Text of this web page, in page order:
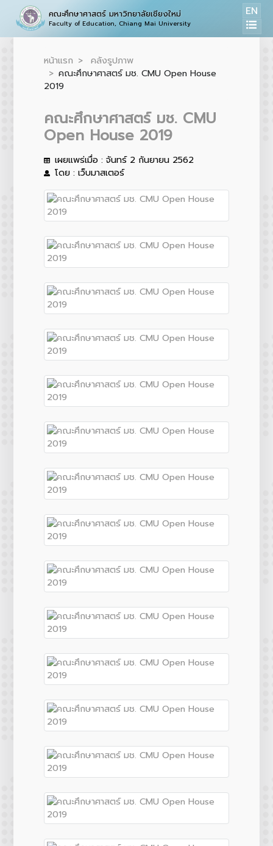
คณะศึกษาศาสตร์ มหาวิทยาลัยเชียงใหม่
Faculty of Education, Chiang Mai University
EN
หน้าแรก
คลังรูปภาพ
คณะศึกษาศาสตร์ มช. CMU Open House
2019
คณะศึกษาศาสตร์ มช. CMU
Open House 2019
เผยแพร่เมื่อ : จันทร์ 2 กันยายน 2562
โดย : เว็บมาสเตอร์